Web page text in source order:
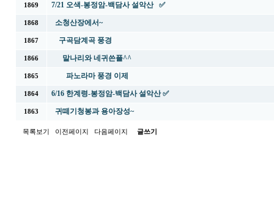
1869 7/21 오색-봉정암-백담사 설악산 ✅
1868 소청산장에서~
1867 구곡담계곡 풍경
1866 말나리와 네귀쓴플^^
1865 파노라마 풍경 이제
1864 6/16 한계령-봉정암-백담사 설악산 ✅
1863 귀떼기청봉과 용아장성~
목록보기 이전페이지 다음페이지 글쓰기